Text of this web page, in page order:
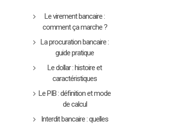
Le virement bancaire :
comment ça marche ?
La procuration bancaire :
guide pratique
Le dollar : histoire et
caractéristiques
Le PIB : définition et mode
de calcul
Interdit bancaire : quelles